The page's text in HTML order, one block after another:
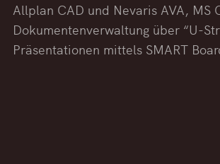
Allplan CAD und Nevaris AVA, MS
Dokumentenverwaltung über “U-
Präsentationen mittels SMART